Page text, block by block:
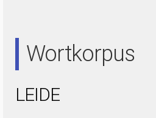
Wortkorpus
LEIDE